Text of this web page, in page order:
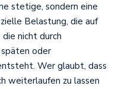
stetige, sondern eine
Belastung, die auf
nicht durch
oder
Wer glaubt, dass
weiterlaufen zu lassen